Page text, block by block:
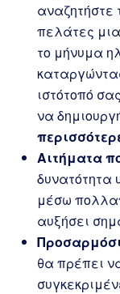
αναζητήστε
πελάτες μια
το μήνυμα
ιστότοπό
να
Αιτήματα
δυνατότητα
μέσω
αυξήσει
θα πρέπει